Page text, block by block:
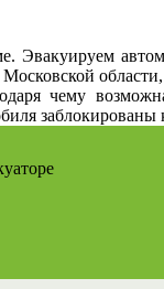
Эвакуируем
чему